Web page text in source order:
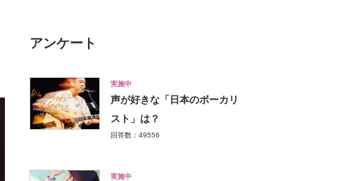
アンケート
実施中
声が好きな「日本のボーカリ
スト」は？
回答数：49556
実施中